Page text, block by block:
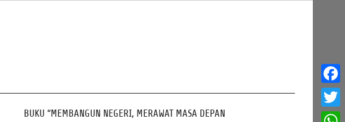
BUKU “MEMBANGUN NEGERI, MERAWAT MASA DEPAN